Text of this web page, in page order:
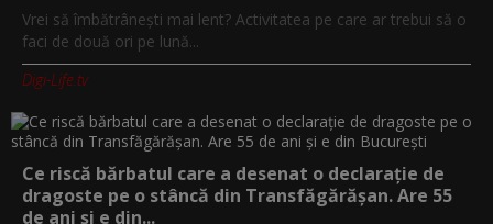
Vrei să îmbătrânești mai lent? Activitatea pe care ar trebui să o
faci de două ori pe lună...
Digi-Life.tv
Ce riscă bărbatul care a desenat o declarație de
dragoste pe o stâncă din Transfăgărășan. Are 55
de ani și e din...